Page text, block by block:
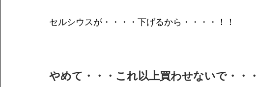
セルシウスが・・・・下げるから・・・・！！
やめて・・・これ以上買わせないで・・